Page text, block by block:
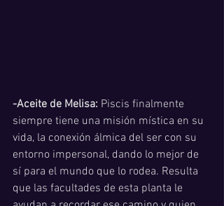
-Aceite de Melisa: Piscis finalmente
siempre tiene una misión mística en su
vida, la conexión álmica del ser con su
entorno impersonal, dando lo mejor de
sí para el mundo que lo rodea. Resulta
que las facultades de esta planta le